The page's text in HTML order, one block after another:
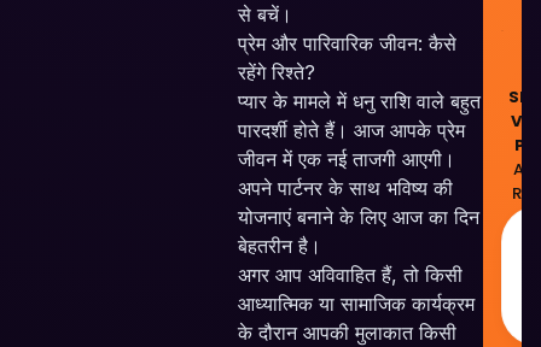
से बचें।
प्रेम और पारिवारिक जीवन: कैसे
रहेंगे रिश्ते?
प्यार के मामले में धनु राशि वाले बहुत
पारदर्शी होते हैं। आज आपके प्रेम
जीवन में एक नई ताजगी आएगी।
अपने पार्टनर के साथ भविष्य की
योजनाएं बनाने के लिए आज का दिन
बेहतरीन है।
अगर आप अविवाहित हैं, तो किसी
आध्यात्मिक या सामाजिक कार्यक्रम
के दौरान आपकी मुलाकात किसी
All